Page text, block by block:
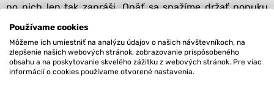
po nich len tak zapráši. Opäť sa snažíme držať ponuku
vhodnú pre dámy aj pre pánov. Malá ukážka na obrázku.
🙂
O doskladnení akejkoľvek farby alebo vzoru, či iných
novinkách, pravidelne informujeme na našej
Používame cookies
Môžeme ich umiestniť na analýzu údajov o našich návštevníkoch, na
zlepšenie našich webových stránok, zobrazovanie prispôsobeného
obsahu a na poskytovanie skvelého zážitku z webových stránok. Pre viac
informácií o cookies používame otvorené nastavenia.